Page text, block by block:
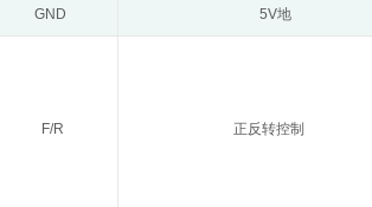
GND 5V地
F/R 正反转控制